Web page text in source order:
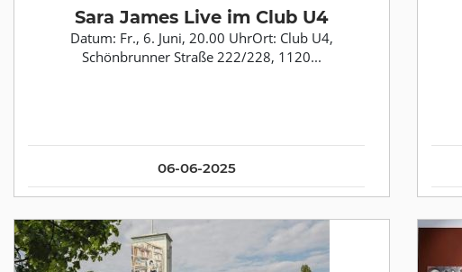
06-06-2025
Sara James Live im Club U4
Datum: Fr., 6. Juni, 20.00 UhrOrt: Club U4,
Schönbrunner Straße 222/228, 1120...